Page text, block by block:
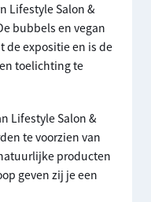
Lifestyle Salon &
bubbels en vegan
de expositie en is de
toelichting te
Lifestyle Salon &
te voorzien van
producten
geven zij je een